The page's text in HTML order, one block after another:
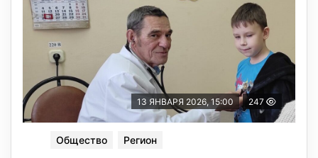
13 ЯНВАРЯ 2026, 15:00 247
Общество Регион